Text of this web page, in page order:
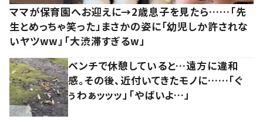
ママが保育園へお迎えに→2歳息子を見たら……「先
生とめっちゃ笑った」まさかの姿に「幼児しか許されな
いヤツww」「大渋滞すぎるw」
ベンチで休憩していると…遠方に違和
感。その後、近付いてきたモノに……「ぐ
ぅわぁッッッ」「やばいよ…」